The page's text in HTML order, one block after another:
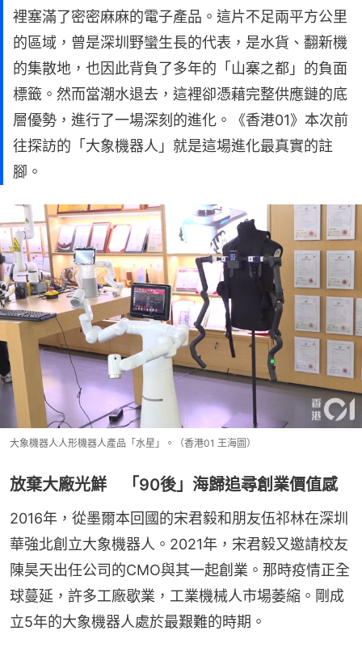
裡塞滿了密密麻麻的電子產品。這片不足兩平方公里
的區域，曾是深圳野蠻生長的代表，是水貨、翻新機
的集散地，也因此背負了多年的「山寨之都」的負面
標籤。然而當潮水退去，這裡卻憑藉完整供應鏈的底
層優勢，進行了一場深刻的進化。《香港01》本次前
往探訪的「大象機器人」就是這場進化最真實的註
腳。
大象機器人人形機器人產品「水星」。（香港01 王海圖）
放棄大廠光鮮 「90後」海歸追尋創業價值感
2016年，從墨爾本回國的宋君毅和朋友伍祁林在深圳
華強北創立大象機器人。2021年，宋君毅又邀請校友
陳昊天出任公司的CMO與其一起創業。那時疫情正全
球蔓延，許多工廠歇業，工業機械人市場萎縮。剛成
立5年的大象機器人處於最艱難的時期。